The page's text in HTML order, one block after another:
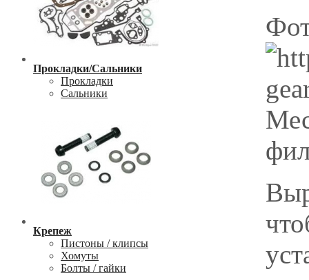
Прокладки/Сальники
Прокладки
Сальники
Крепеж
Пистоны / клипсы
Хомуты
Болты / гайки